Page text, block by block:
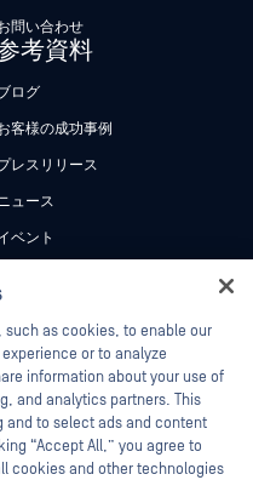
問い合わせ
考資料
ログ
客様の成功事例
レスリリース
ュース
ベント
ワイトペーパー
無料ツール
as cookies, to enable our
or to analyze
information about your use of
and analytics partners. This
and to select ads and content
“Accept All,” you agree to
cookies and other technologies
virtual assistant.
you secure what's critical